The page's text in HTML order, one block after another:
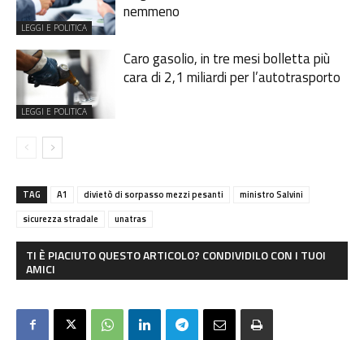
LEGGI E POLITICA
nemmeno
LEGGI E POLITICA
Caro gasolio, in tre mesi bolletta più
cara di 2,1 miliardi per l’autotrasporto
TAG A1 divietò di sorpasso mezzi pesanti
ministro Salvini
sicurezza stradale
unatras
TI È PIACIUTO QUESTO ARTICOLO? CONDIVIDILO CON I TUOI
AMICI